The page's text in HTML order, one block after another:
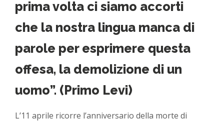
prima volta ci siamo accorti
che la nostra lingua manca di
parole per esprimere questa
offesa, la demolizione di un
uomo”. (Primo Levi)
L’11 aprile ricorre l’anniversario della morte di